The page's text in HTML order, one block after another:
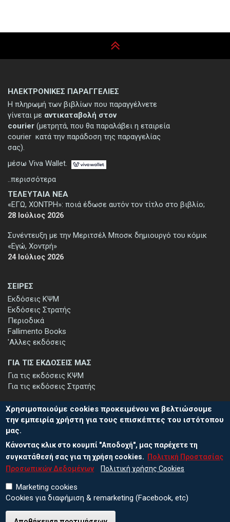
ΣΕΙΡΕΣ
Εκδόσεις ΚΨΜ
Εκδόσεις Στρατής
Περιοδικά
Fallimento Books
'Αλλες εκδόσεις
ΤΕΛΕΥΤΑΙΑ ΝΕΑ
«ΕΓΩ, ΧΟΝΤΡΗ»: ποιά έδωσε αυτόν τον τίτλο στο βιβλίο;
28 Ιούλιος 2026
Συνέντευξη με την Μεριτσέλ Μποσκ δημιουργό του κόμικ
«Εγώ, Χοντρή»
24 Ιούλιος 2026
ΓΙΑ ΤΙΣ ΕΚΔΟΣΕΙΣ ΜΑΣ
Για τις εκδόσεις ΚΨΜ
Για τις εκδόσεις Στρατής
ΗΛΕΚΤΡΟΝΙΚΕΣ ΠΑΡΑΓΓΕΛΙΕΣ
Η πληρωμή των βιβλίων που παραγγέλνετε
γίνεται με αντικαταβολή στον
courier (μετρητά, που θα παραλάβει η εταιρεία
courier κατά την παράδοση της παραγγελίας
σας).
μέσω Viva Wallet.
..περισσότερα
ΕΓΓΡΑΦΗ ΣΤΟ ΕΝΗΜΕΡΩΤΙΚΟ ΔΕΛΤΙΟ
Μείνετε ενημερωμένοι για τις νέες εκδόσεις μας και τις εκδηλώσεις
μας - εγγραφείτε στο ενημερωτικό μας δελτίο.
Χρησιμοποιούμε cookies προκειμένου να βελτιώσουμε
την εμπειρία χρήστη για τους επισκέπτες του ιστότοπου
μας.
Κάνοντας κλικ στο κουμπί "Αποδοχή", μας παρέχετε τη
συγκατάθεσή σας για τη χρήση cookies.
Πολιτική Προστασίας
Προσωπικών Δεδομένων
Πολιτική χρήσης Cookies
Marketing cookies
Cookies για διαφήμιση & remarketing (Facebook, etc)